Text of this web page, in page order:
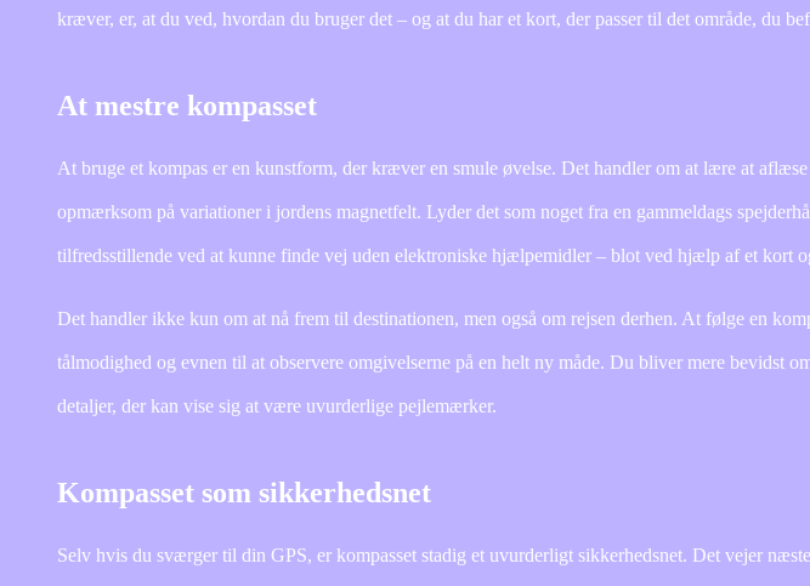
kræver, er, at du ved, hvordan du bruger det – og at du har et kort, der passer til det område, du
At mestre kompasset
At bruge et kompas er en kunstform, der kræver en smule øvelse. Det handler om at lære at
opmærksom på variationer i jordens magnetfelt. Lyder det som noget fra en gammeldags
tilfredsstillende ved at kunne finde vej uden elektroniske hjælpemidler – blot ved hjælp af et kort
Det handler ikke kun om at nå frem til destinationen, men også om rejsen derhen. At følge en
tålmodighed og evnen til at observere omgivelserne på en helt ny måde. Du bliver mere bevidst
detaljer, der kan vise sig at være uvurderlige pejlemærker.
Kompasset som sikkerhedsnet
Selv hvis du sværger til din GPS, er kompasset stadig et uvurderligt sikkerhedsnet. Det vejer